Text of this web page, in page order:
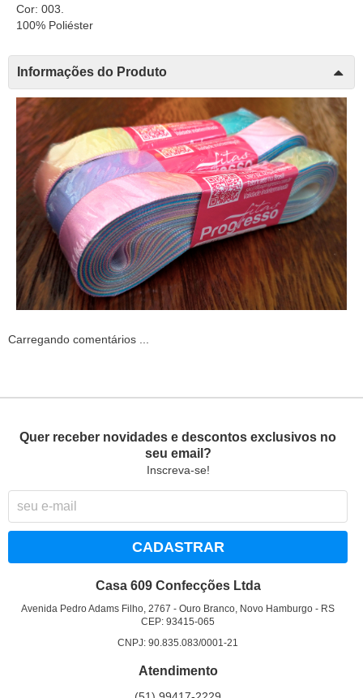
Cor: 003.
100% Poliéster
Informações do Produto
Carregando comentários ...
Quer receber novidades e descontos exclusivos no
seu email?
Inscreva-se!
CADASTRAR
Casa 609 Confecções Ltda
Avenida Pedro Adams Filho, 2767 -Ouro Branco, Novo Hamburgo - RS
CEP: 93415-065
CNPJ: 90.835.083/0001-21
Atendimento